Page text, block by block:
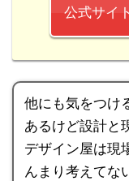
公式サイ
他にも気をつけ
あるけど設計と
デザイン屋は現
んまり考えてな